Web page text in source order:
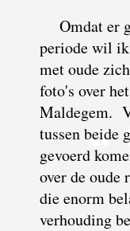
Omdat er
periode wil
met oude
foto's over
Maldegem.
tussen beide
gevoerd
over de oude
die enorm
verhouding